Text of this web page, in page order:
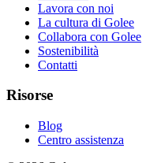
Lavora con noi
La cultura di Golee
Collabora con Golee
Sostenibilità
Contatti
Risorse
Blog
Centro assistenza